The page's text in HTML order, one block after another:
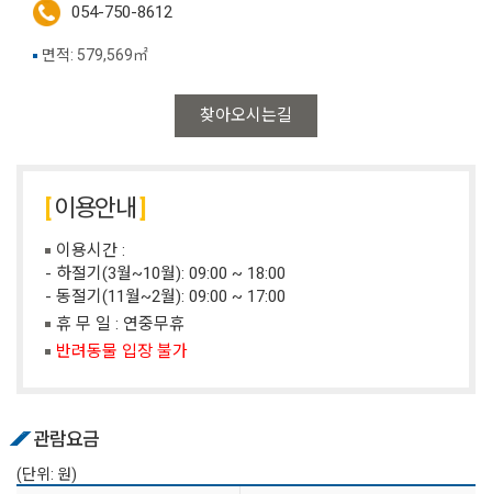
054-750-8612
찾아오시는길
면적: 579,569㎡
이용안내
이용시간 :
- 하절기(3월~10월): 09:00 ~ 18:00
- 동절기(11월~2월): 09:00 ~ 17:00
휴 무 일 : 연중무휴
반려동물 입장 불가
관람요금
(단위: 원)